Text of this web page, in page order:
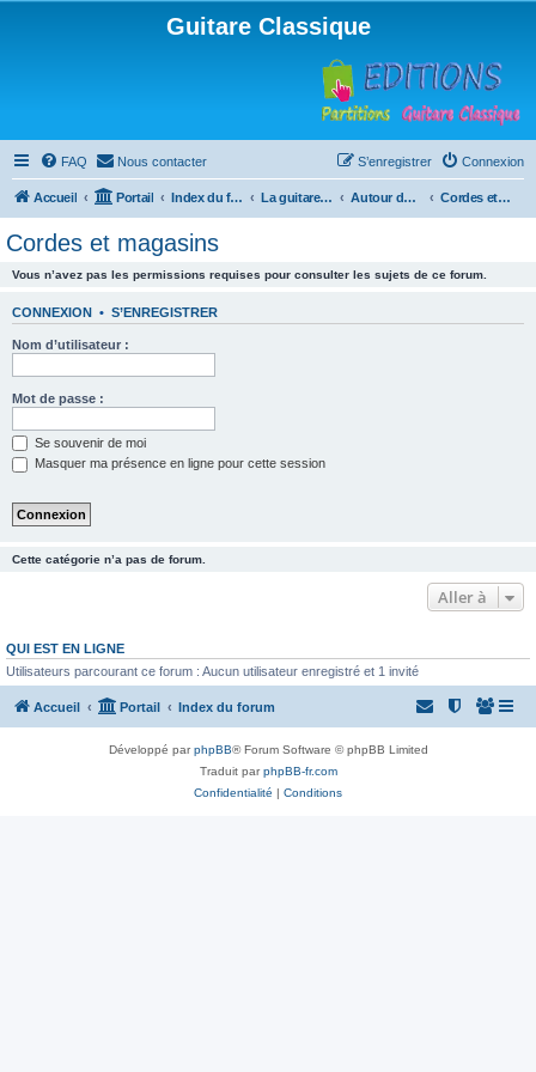
Guitare Classique
FAQ Nous contacter Connexion
S’enregistrer
Accueil Portail Index du forum La guitare : instrument, cours et théorie Autour de la guitare Cordes et magasins
Cordes et magasins
Vous n’avez pas les permissions requises pour consulter les sujets de ce forum.
CONNEXION • S’ENREGISTRER
Nom d’utilisateur :
Mot de passe :
Se souvenir de moi
Masquer ma présence en ligne pour cette session
Cette catégorie n’a pas de forum.
Aller à
QUI EST EN LIGNE
Utilisateurs parcourant ce forum : Aucun utilisateur enregistré et 1 invité
Accueil Portail Index du forum
Développé parphpBB® Forum Software © phpBB Limited
Traduit parphpBB-fr.com
Confidentialité | Conditions